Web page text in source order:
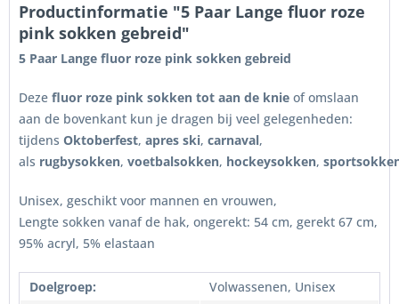
Productinformatie "5 Paar Lange fluor roze
pink sokken gebreid"
5 Paar Lange fluor roze pink sokken gebreid
Deze fluor roze pink sokken tot aan de knie of omslaan
aan de bovenkant kun je dragen bij veel gelegenheden:
tijdens Oktoberfest, apres ski, carnaval,
als rugbysokken, voetbalsokken, hockeysokken,
Unisex, geschikt voor mannen en vrouwen,
Lengte sokken vanaf de hak, ongerekt: 54 cm, gerekt 67 cm,
95% acryl, 5% elastaan
Doelgroep:
Volwassenen, Unisex